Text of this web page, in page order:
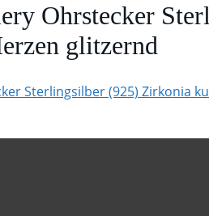
Ohrstecker
glitzernd